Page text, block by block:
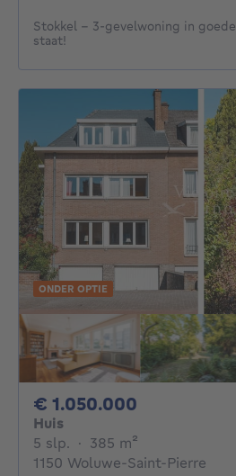
Stokkel - 3-gevelwoning in goede
staat!
ONDER OPTIE
€ 1.050.000
Huis
5 slp. 5 slaapkamers
· 385 m²
1150 Woluwe-Saint-Pierre